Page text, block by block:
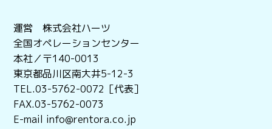
運営 株式会社ハーツ
全国オペレーションセンター
本社／〒140-0013
東京都品川区南大井5-12-3
TEL.03-5762-0072［代表］
FAX.03-5762-0073
E-mail info@rentora.co.jp